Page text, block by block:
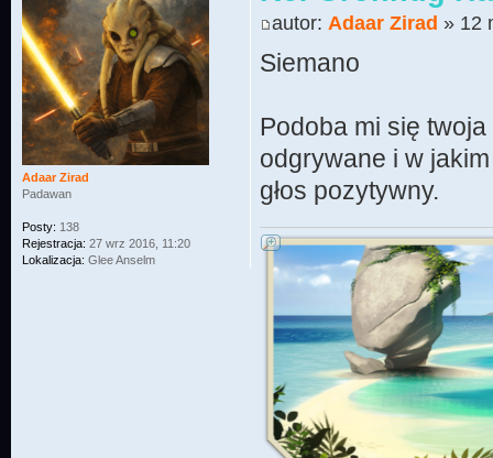
autor:Adaar Zirad » 12
Siemano
Podoba mi się
odgrywane i w
głos pozytywny.
Adaar Zirad
Padawan
Posty: 138
Rejestracja: 27 wrz 2016, 11:20
Lokalizacja: Glee Anselm